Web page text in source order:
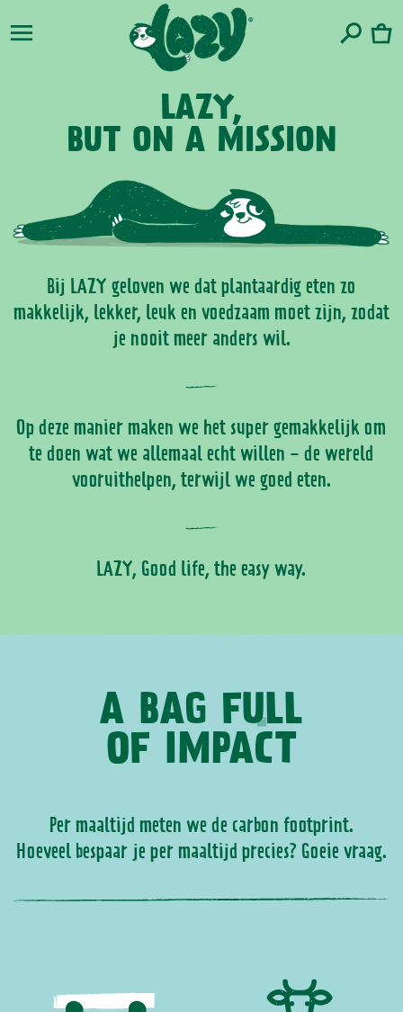
content
LAZY,
BUT ON A MISSION
Bij LAZY geloven we dat plantaardig eten zo
makkelijk, lekker, leuk en voedzaam moet zijn, zodat
je nooit meer anders wil.
Op deze manier maken we het super gemakkelijk om
te doen wat we allemaal echt willen - de wereld
vooruithelpen, terwijl we goed eten.
LAZY, Good life, the easy way.
A BAG FULL
OF IMPACT
Per maaltijd meten we de carbon footprint.
Hoeveel bespaar je per maaltijd precies? Goeie vraag.